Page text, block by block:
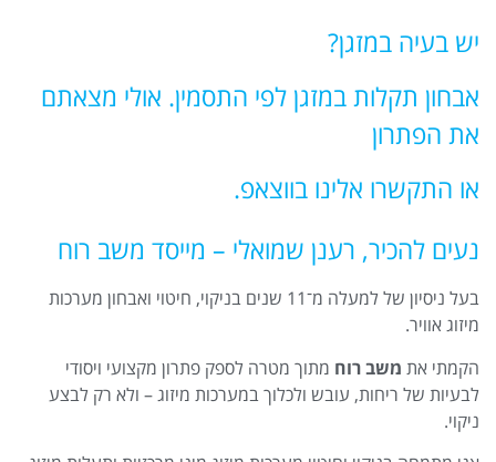
יש בעיה במזגן?
אבחון תקלות במזגן לפי התסמין. אולי מצאתם
את הפתרון
או התקשרו אלינו בווצאפ.
נעים להכיר, רענן שמואלי – מייסד משב רוח
בעל ניסיון של למעלה מ־11 שנים בניקוי, חיטוי ואבחון מערכות
מיזוג אוויר.
הקמתי את משב רוח מתוך מטרה לספק פתרון מקצועי ויסודי
לבעיות של ריחות, עובש ולכלוך במערכות מיזוג – ולא רק לבצע
ניקוי.